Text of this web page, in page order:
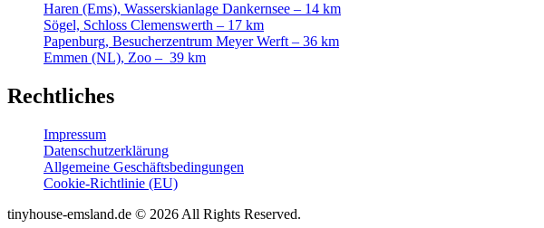
Haren (Ems), Wasserskianlage Dankernsee – 14 km
Sögel, Schloss Clemenswerth – 17 km
Papenburg, Besucherzentrum Meyer Werft – 36 km
Emmen (NL), Zoo – 39 km
Rechtliches
Impressum
Datenschutzerklärung
Allgemeine Geschäftsbedingungen
Cookie-Richtlinie (EU)
tinyhouse-emsland.de © 2026 All Rights Reserved.